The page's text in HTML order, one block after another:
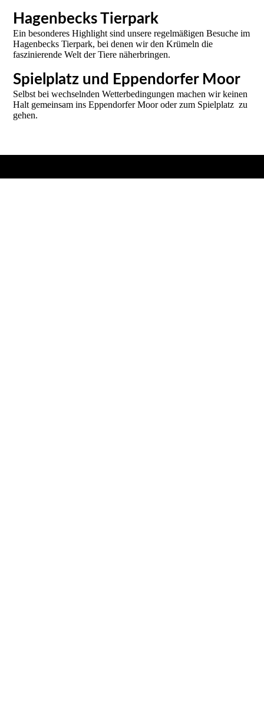
Hagenbecks Tierpark
Ein besonderes Highlight sind unsere regelmäßigen Besuche im
Hagenbecks Tierpark, bei denen wir den Krümeln die
faszinierende Welt der Tiere näherbringen.
Spielplatz und Eppendorfer Moor
Selbst bei wechselnden Wetterbedingungen machen wir keinen
Halt gemeinsam ins Eppendorfer Moor oder zum Spielplatz zu
gehen.